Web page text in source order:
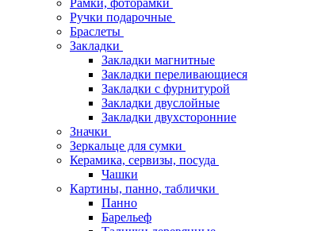
Рамки, фоторамки
Ручки подарочные
Браслеты
Закладки
Закладки магнитные
Закладки переливающиеся
Закладки с фурнитурой
Закладки двуслойные
Закладки двухсторонние
Значки
Зеркальце для сумки
Керамика, сервизы, посуда
Чашки
Картины, панно, таблички
Панно
Барельеф